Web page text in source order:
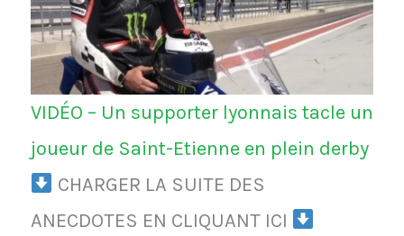
VIDÉO – Un supporter lyonnais tacle un
joueur de Saint-Etienne en plein derby
CHARGER LA SUITE DES
ANECDOTES EN CLIQUANT ICI